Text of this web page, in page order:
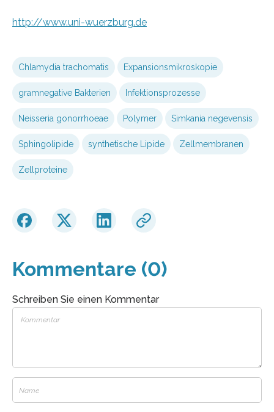
http://www.uni-wuerzburg.de
Chlamydia trachomatis Expansionsmikroskopie
gramnegative Bakterien Infektionsprozesse
Neisseria gonorrhoeae Polymer Simkania negevensis
Sphingolipide synthetische Lipide Zellmembranen
Zellproteine
Kommentare (0)
Schreiben Sie einen Kommentar